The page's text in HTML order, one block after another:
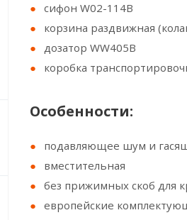
сифон W02-114B
корзина раздвижная
дозатор WW405B
коробка
Особенности:
подавляющее шум и
вместительная
без прижимных скоб для
европейские